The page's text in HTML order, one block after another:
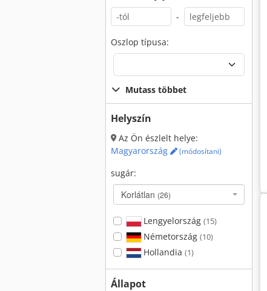
-
Oszlop típusa:
Mutass többet
Helyszín
Az Ön észlelt helye:
Magyarország
(módosítani)
sugár:
Korlátlan (26)
Lengyelország (15)
Németország (10)
Hollandia (1)
Állapot